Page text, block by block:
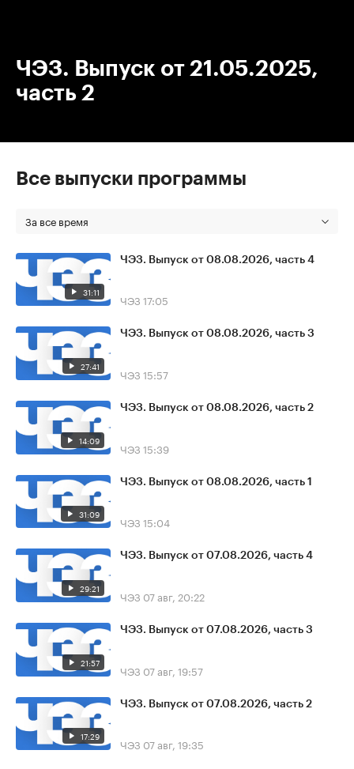
ЧЭЗ. Выпуск от 21.05.2025,
часть 2
Все выпуски программы
За все время
31:11
ЧЭЗ. Выпуск от 08.08.2026, часть 4
ЧЭЗ 17:05
27:41
ЧЭЗ. Выпуск от 08.08.2026, часть 3
ЧЭЗ 15:57
14:09
ЧЭЗ. Выпуск от 08.08.2026, часть 2
ЧЭЗ 15:39
31:09
ЧЭЗ. Выпуск от 08.08.2026, часть 1
ЧЭЗ 15:04
29:21
ЧЭЗ. Выпуск от 07.08.2026, часть 4
ЧЭЗ 07 авг, 20:22
21:57
ЧЭЗ. Выпуск от 07.08.2026, часть 3
ЧЭЗ 07 авг, 19:57
17:29
ЧЭЗ. Выпуск от 07.08.2026, часть 2
ЧЭЗ 07 авг, 19:35